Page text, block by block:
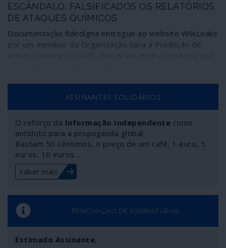
ESCÂNDALO: FALSIFICADOS OS RELATÓRIOS
DE ATAQUES QUÍMICOS
Documentação fidedigna entregue ao website WikiLeaks
por um membro da Organização para a Proibição de
acontecimentos falsificados esteve na origem no ataque
com mísseis de cruzeiro contra território sírio realizado
por Estados Unidos, França e Reino Unido em 14 de
Abril de 2018.
ASSINANTES SOLIDÁRIOS
O reforço da Informação Independente como
antídoto para a propaganda global.
Bastam 50 cêntimos, o preço de um café, 1 euro, 5
euros, 10 euros…
saber mais
RENOVAÇÃO DE ASSINATURAS
Estimado Assinante,